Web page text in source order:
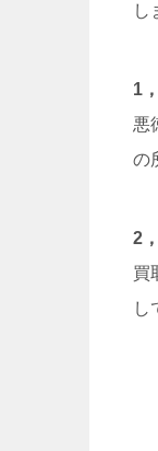
し
1
悪
の
2
買
し